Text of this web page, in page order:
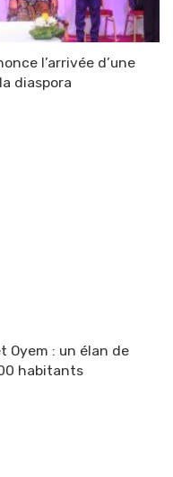
l’arrivée d’une
diaspora
Oyem : un élan de
habitants